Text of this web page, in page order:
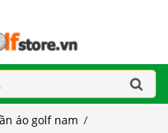
áo golf nam /